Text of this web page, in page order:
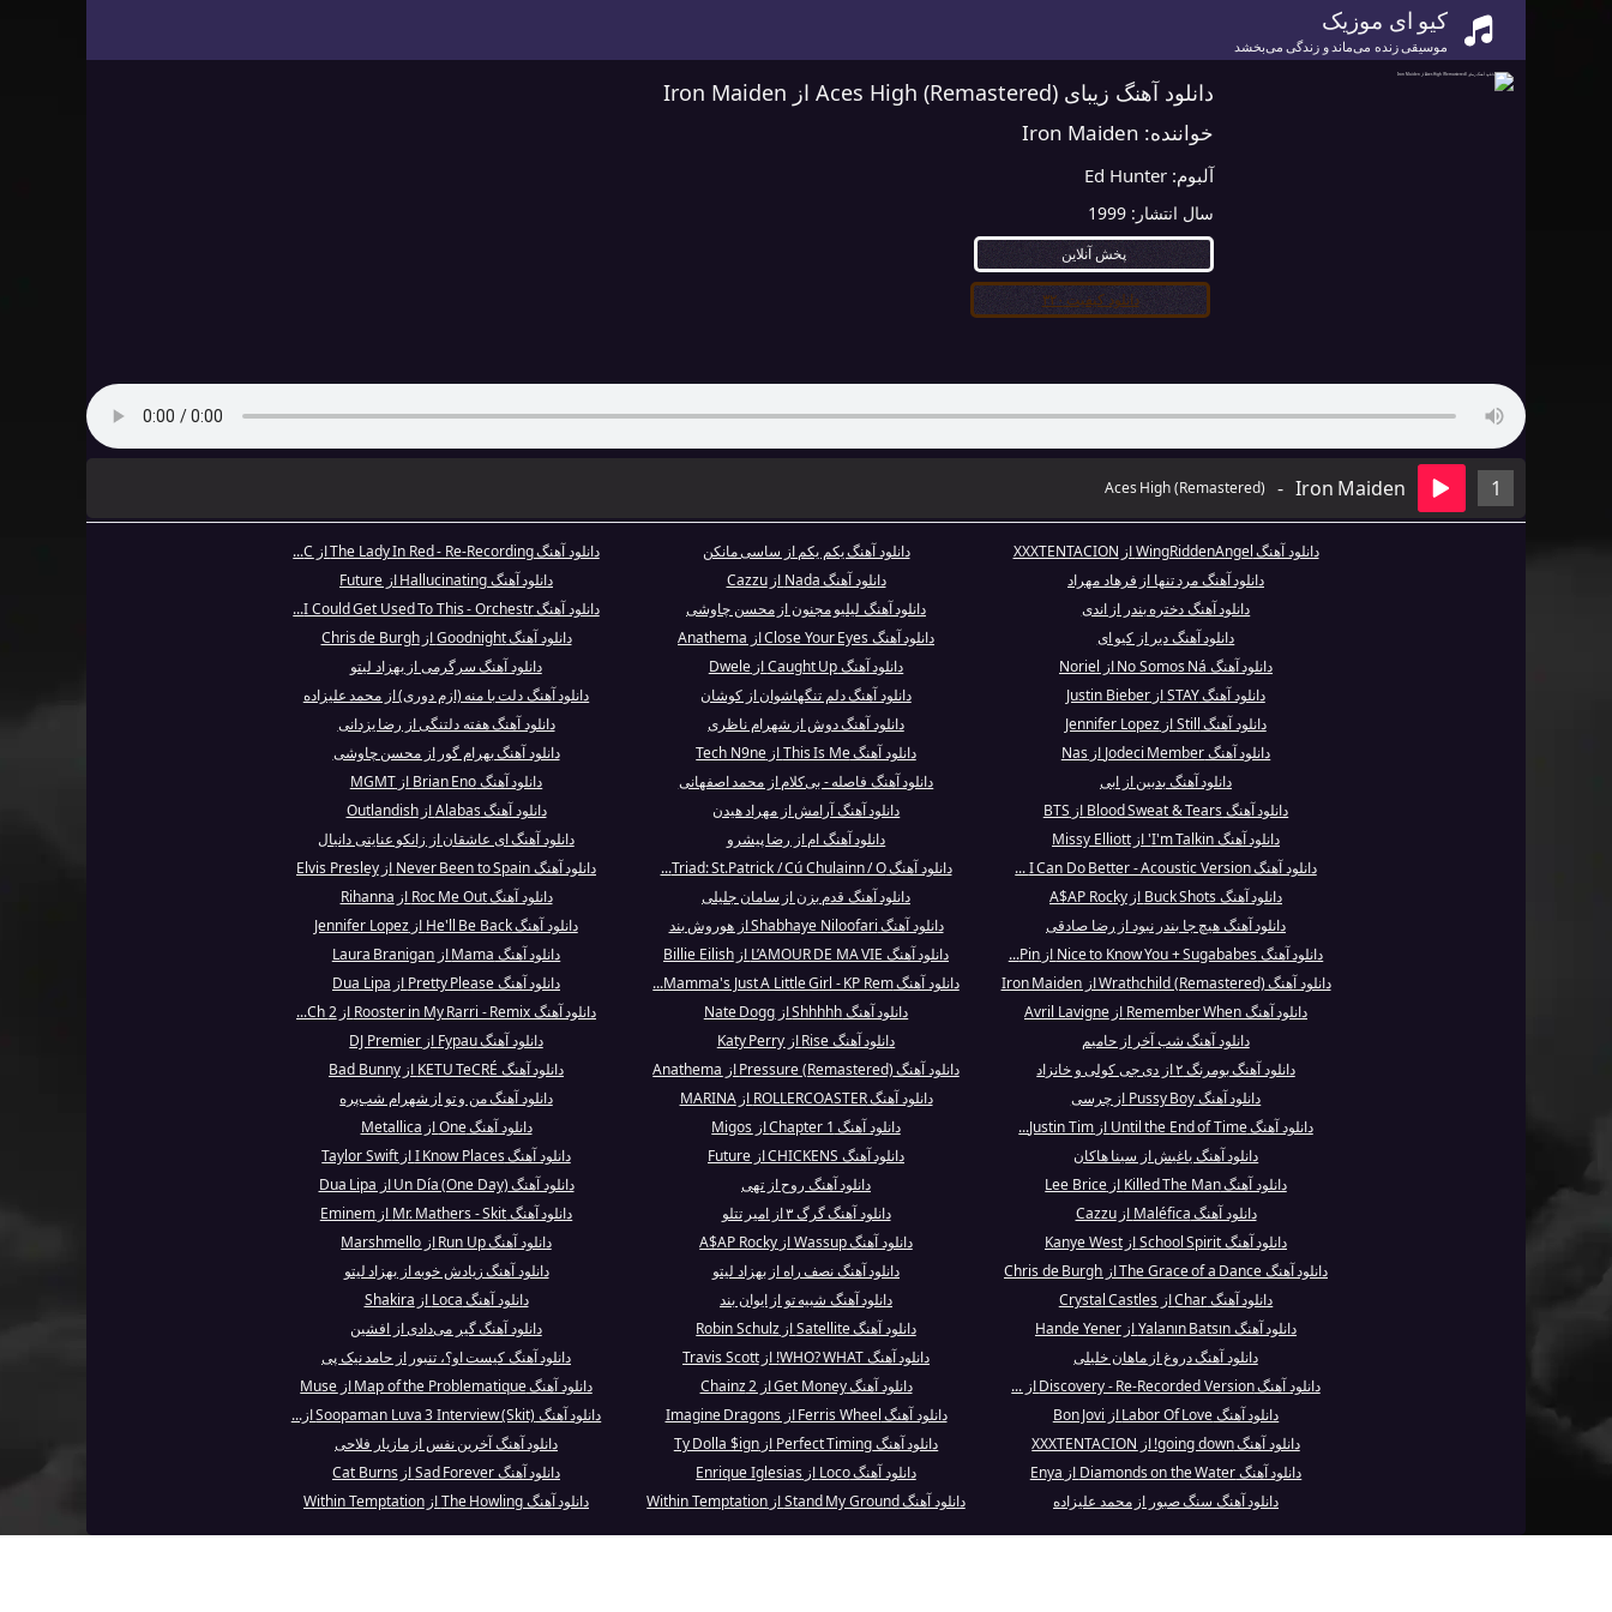
کیو ای موزیک
موسیقی زنده می‌ماند و زندگی می‌بخشد
دانلود آهنگ زیبای Aces High (Remastered) از Iron Maiden
خواننده: Iron Maiden
آلبوم: Ed Hunter
سال انتشار: 1999
پخش آنلاین
دانلود کیفیت ۳۲۰
1
Iron Maiden
-
Aces High (Remastered)
دانلود آهنگ WingRiddenAngel از XXXTENTACION دانلود آهنگ یکم یکم از ساسی مانکن
دانلود آهنگ The Lady In Red - Re-Recording از C...
دانلود آهنگ مرد تنها از فرهاد مهراد
دانلود آهنگ Nada از Cazzu
دانلود آهنگ Hallucinating از Future
دانلود آهنگ دختره بندر از اندی
دانلود آهنگ لیلیو مجنون از محسن چاوشی
دانلود آهنگ I Could Get Used To This - Orchestr...
دانلود آهنگ دیر از کیو ای
دانلود آهنگ Close Your Eyes از Anathema
دانلود آهنگ Goodnight از Chris de Burgh
دانلود آهنگ No Somos Ná از Noriel
دانلود آهنگ Caught Up از Dwele
دانلود آهنگ سرگرمی از بهزاد لیتو
دانلود آهنگ STAY از Justin Bieber
دانلود آهنگ دلم تنگهاشوان از کوشان
دانلود آهنگ دلت با منه (ازم دوری) از محمد علیزاده
دانلود آهنگ Still از Jennifer Lopez
دانلود آهنگ دوش از شهرام ناظری
دانلود آهنگ هفته دلتنگی از رضا یزدانی
دانلود آهنگ Jodeci Member از Nas
دانلود آهنگ This Is Me از Tech N9ne
دانلود آهنگ بهرام گور از محسن چاوشی
دانلود آهنگ بدبین از ابی
دانلود آهنگ فاصله - بی‌کلام از محمد اصفهانی
دانلود آهنگ Brian Eno از MGMT
دانلود آهنگ Blood Sweat & Tears از BTS
دانلود آهنگ آرامش از مهراد هیدن
دانلود آهنگ Alabas از Outlandish
دانلود آهنگ I'm Talkin' از Missy Elliott
دانلود آهنگ ام از رضا پیشرو
دانلود آهنگ ای عاشقان از زانکو عنایتی دانیال
دانلود آهنگ I Can Do Better - Acoustic Version ...
دانلود آهنگ Triad: St.Patrick / Cú Chulainn / O...
دانلود آهنگ Never Been to Spain از Elvis Presley
دانلود آهنگ Buck Shots از A$AP Rocky
دانلود آهنگ قدم بزن از سامان جلیلی
دانلود آهنگ Roc Me Out از Rihanna
دانلود آهنگ هیچ جا بندر نبود از رضا صادقی
دانلود آهنگ Shabhaye Niloofari از هوروش بند
دانلود آهنگ He'll Be Back از Jennifer Lopez
دانلود آهنگ Nice to Know You + Sugababes از Pin...
دانلود آهنگ L’AMOUR DE MA VIE از Billie Eilish
دانلود آهنگ Mama از Laura Branigan
دانلود آهنگ Wrathchild (Remastered) از Iron Maiden
دانلود آهنگ Mamma's Just A Little Girl - KP Rem...
دانلود آهنگ Pretty Please از Dua Lipa
دانلود آهنگ Remember When از Avril Lavigne
دانلود آهنگ Shhhhh از Nate Dogg
دانلود آهنگ Rooster in My Rarri - Remix از 2 Ch...
دانلود آهنگ شب آخر از حاميم
دانلود آهنگ Rise از Katy Perry
دانلود آهنگ Fypau از DJ Premier
دانلود آهنگ بومرنگ ۲ از دی جی کولی و خانزاد
دانلود آهنگ Pressure (Remastered) از Anathema
دانلود آهنگ KETU TeCRÉ از Bad Bunny
دانلود آهنگ Pussy Boy از چرسی
دانلود آهنگ ROLLERCOASTER از MARINA
دانلود آهنگ من و تو از شهرام شب‌پره
دانلود آهنگ Until the End of Time از Justin Tim...
دانلود آهنگ Chapter 1 از Migos
دانلود آهنگ One از Metallica
دانلود آهنگ یاغیش از سینا هاکان
دانلود آهنگ CHICKENS از Future
دانلود آهنگ I Know Places از Taylor Swift
دانلود آهنگ Killed The Man از Lee Brice
دانلود آهنگ روح از تهی
دانلود آهنگ Un Día (One Day) از Dua Lipa
دانلود آهنگ Maléfica از Cazzu
دانلود آهنگ گرگ ۳ از امیر تتلو
دانلود آهنگ Mr. Mathers - Skit از Eminem
دانلود آهنگ School Spirit از Kanye West
دانلود آهنگ Wassup از A$AP Rocky
دانلود آهنگ Run Up از Marshmello
دانلود آهنگ The Grace of a Dance از Chris de Burgh
دانلود آهنگ نصف راه از بهزاد لیتو
دانلود آهنگ زیادش خوبه از بهزاد لیتو
دانلود آهنگ Char از Crystal Castles
دانلود آهنگ شبیه تو از ایوان بند
دانلود آهنگ Loca از Shakira
دانلود آهنگ Yalanın Batsın از Hande Yener
دانلود آهنگ Satellite از Robin Schulz
دانلود آهنگ گیر می‌دادی از افشین
دانلود آهنگ دروغ از ماهان خلیلی
دانلود آهنگ WHO? WHAT! از Travis Scott
دانلود آهنگ کیست او؟، تنبور از حامد نیک پی
دانلود آهنگ Discovery - Re-Recorded Version از ...
دانلود آهنگ Get Money از 2 Chainz
دانلود آهنگ Map of the Problematique از Muse
دانلود آهنگ Labor Of Love از Bon Jovi
دانلود آهنگ Ferris Wheel از Imagine Dragons
دانلود آهنگ Soopaman Luva 3 Interview (Skit) از...
دانلود آهنگ going down! از XXXTENTACION
دانلود آهنگ Perfect Timing از Ty Dolla $ign
دانلود آهنگ آخرین نفس از مازیار فلاحی
دانلود آهنگ Diamonds on the Water از Enya
دانلود آهنگ Loco از Enrique Iglesias
دانلود آهنگ Sad Forever از Cat Burns
دانلود آهنگ سنگ صبور از محمد علیزاده
دانلود آهنگ Stand My Ground از Within Temptation دانلود آهنگ The Howling از Within Temptation